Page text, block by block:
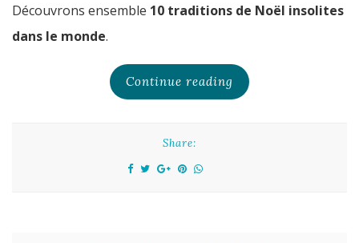
Découvrons ensemble 10 traditions de Noël insolites
dans le monde.
Continue reading
Share: